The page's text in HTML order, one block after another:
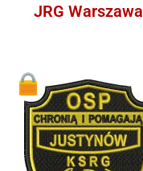
JRG Warszawa